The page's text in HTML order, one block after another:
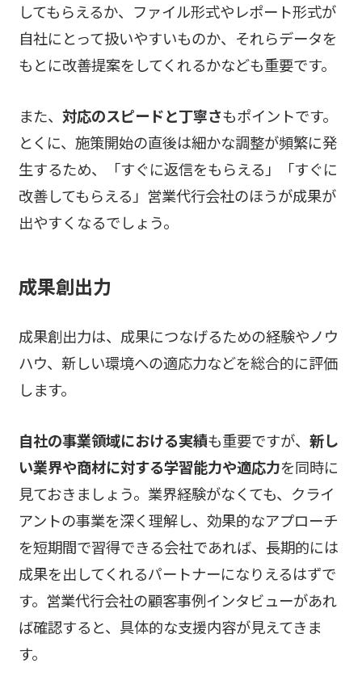
してもらえるか、ファイル形式やレポート形式が
自社にとって扱いやすいものか、それらデータを
もとに改善提案をしてくれるかなども重要です。
また、 対応のスピードと丁寧さもポイントです。
とくに、施策開始の直後は細かな調整が頻繁に発
生するため、「すぐに返信をもらえる」「すぐに
改善してもらえる」営業代行会社のほうが成果が
出やすくなるでしょう。
成果創出力
成果創出力は、成果につなげるための経験やノウ
ハウ、新しい環境への適応力などを総合的に評価
します。
自社の事業領域における実績も重要ですが、 新し
い業界や商材に対する学習能力や適応力を同時に
見ておきましょう。業界経験がなくても、クライ
アントの事業を深く理解し、効果的なアプローチ
を短期間で習得できる会社であれば、長期的には
成果を出してくれるパートナーになりえるはずで
す。営業代行会社の顧客事例インタビューがあれ
ば確認すると、具体的な支援内容が見えてきま
す。